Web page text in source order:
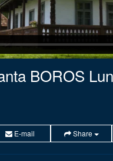
BOROS
E-mail Share
Contact
Despre noi
Reguli de